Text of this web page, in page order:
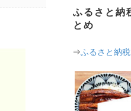
ふるさと納
とめ
⇒ふるさと納